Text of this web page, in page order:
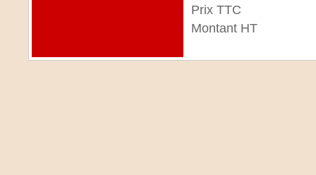
Prix TTC
Montant HT